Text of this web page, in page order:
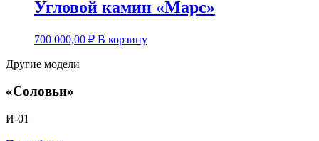
Угловой камин «Марс»
700 000,00 ₽ В корзину
Другие модели
«Соловьи»
И-01